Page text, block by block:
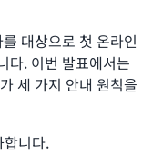
대상으로 첫 온라인
다. 이번 발표에서는
세 가지 안내 원칙을
니다.